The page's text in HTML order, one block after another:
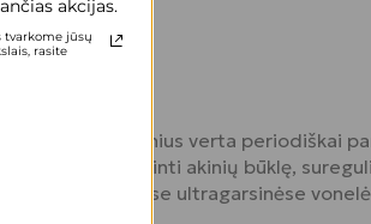
taisyklių, akinius verta periodiškai
galima įvertinti akinių būklę,
lęšius specialiose ultragarsinėse
akcijas.
tvarkome jūsų
rasite